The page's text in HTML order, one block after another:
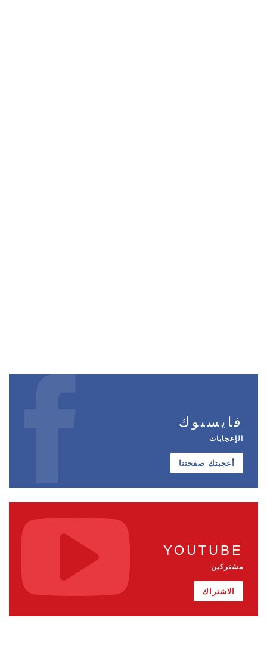
فايسبوك
الإعجابات
أعجبتك صفحتنا
YOUTUBE
مشتركين
الاشتراك